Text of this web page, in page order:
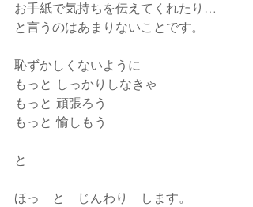
お手紙で気持ちを伝えてくれたり…
と言うのはあまりないことです。
恥ずかしくないように
もっと しっかりしなきゃ
もっと 頑張ろう
もっと 愉しもう
と
ほっ　と　じんわり　します。